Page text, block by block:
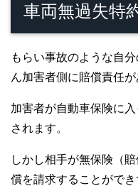
車両無過失特
もらい事故のような自
ん加害者側に賠償責任が
加害者が自動車保険に
されます。
しかし相手が無保険 （
償を請求することがで